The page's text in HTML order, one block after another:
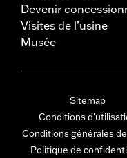
Devenir
Visites de l’usine
Musée
Sitemap
Conditions
Conditions générales
Politique de